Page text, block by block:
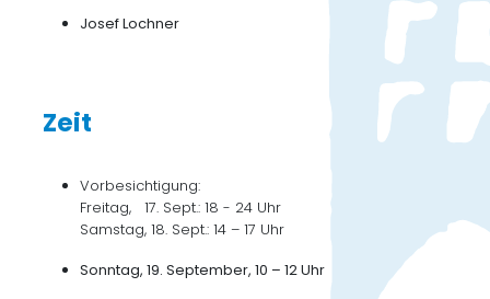
Josef Lochner
Zeit
Vorbesichtigung:
Freitag, 17. Sept.: 18 - 24 Uhr
Samstag, 18. Sept.: 14 – 17 Uhr
Sonntag, 19. September, 10 – 12 Uhr